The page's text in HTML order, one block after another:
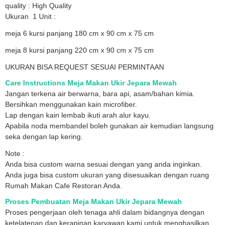
quality : High Quality
Ukuran 1 Unit :
meja 6 kursi panjang 180 cm x 90 cm x 75 cm
meja 8 kursi panjang 220 cm x 90 cm x 75 cm
UKURAN BISA REQUEST SESUAI PERMINTAAN
Care Instructions Meja Makan Ukir Jepara Mewah
Jangan terkena air berwarna, bara api, asam/bahan kimia.
Bersihkan menggunakan kain microfiber.
Lap dengan kain lembab ikuti arah alur kayu.
Apabila noda membandel boleh gunakan air kemudian langsung
seka dengan lap kering.
Note :
Anda bisa custom warna sesuai dengan yang anda inginkan.
Anda juga bisa custom ukuran yang disesuaikan dengan ruang
Rumah Makan Cafe Restoran Anda.
Proses Pembuatan Meja Makan Ukir Jepara Mewah
Proses pengerjaan oleh tenaga ahli dalam bidangnya dengan
ketelatenan dan kerapinan karyawan kami untuk menghasilkan